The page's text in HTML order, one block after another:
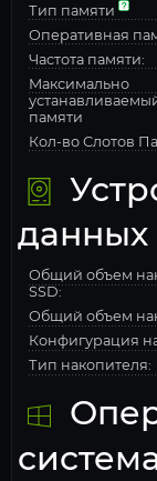
Тип памяти
Оперативная
Частота памяти:
Максимально
памяти
Кол-во Слотов
данных
Общий объем
SSD:
Общий объем
Конфигурация
Тип накопителя: